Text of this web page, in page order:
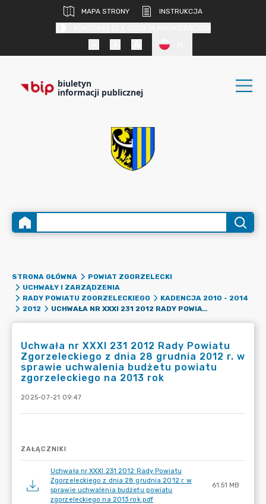
MAPA STRONY
INSTRUKCJA
biuletyn
informacji publicznej
STRONA GŁÓWNA
POWIAT ZGORZELECKI
UCHWAŁY I ZARZĄDZENIA
RADY POWIATU ZGORZELECKIEGO
KADENCJA 2010 - 2014
2012
UCHWAŁA NR XXXI 231 2012 RADY POWIATU ZGORZELECKIEGO Z DNIA 28 GRUDNIA 2012 R. W SPRAWIE UCHWALENIA BUDŻETU POWIATU ZGORZELECKIEGO NA 2013 ROK
Uchwała nr XXXI 231 2012 Rady Powiatu
Zgorzeleckiego z dnia 28 grudnia 2012 r. w
sprawie uchwalenia budżetu powiatu
zgorzeleckiego na 2013 rok
2025-07-21 09:47
ZAŁĄCZNIKI
Uchwała nr XXXI 231 2012 Rady Powiatu
Zgorzeleckiego z dnia 28 grudnia 2012 r. w
sprawie uchwalenia budżetu powiatu
zgorzeleckiego na 2013 rok.pdf
61.51 MB